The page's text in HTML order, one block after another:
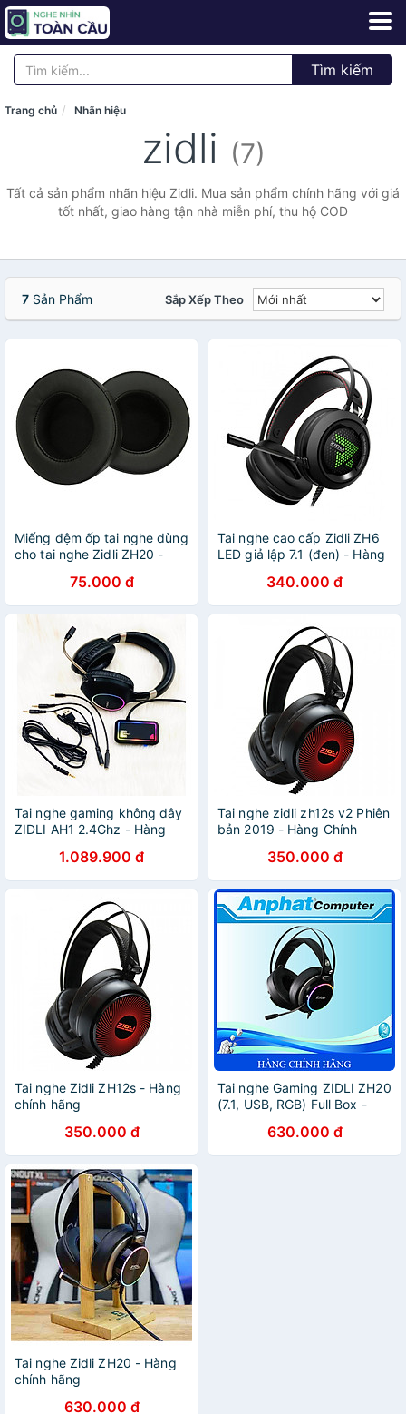
Tìm kiếm
Trang chủ Nhãn hiệu
zidli (7)
Tất cả sản phẩm nhãn hiệu Zidli. Mua sản phẩm chính hãng với giá
tốt nhất, giao hàng tận nhà miễn phí, thu hộ COD
7 Sản Phẩm Sắp Xếp Theo
Miếng đệm ốp tai nghe dùng
cho tai nghe Zidli ZH20 -
75.000 đ
Tai nghe cao cấp Zidli ZH6
LED giả lập 7.1 (đen) - Hàng
340.000 đ
Tai nghe gaming không dây
ZIDLI AH1 2.4Ghz - Hàng
1.089.900 đ
Tai nghe zidli zh12s v2 Phiên
bản 2019 - Hàng Chính
350.000 đ
Tai nghe Zidli ZH12s - Hàng
chính hãng
350.000 đ
Tai nghe Gaming ZIDLI ZH20
(7.1, USB, RGB) Full Box -
630.000 đ
Tai nghe Zidli ZH20 - Hàng
chính hãng
630.000 đ